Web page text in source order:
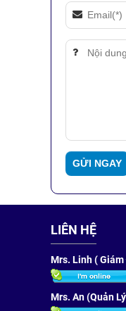
LIÊN HỆ
Mrs. Linh (
Mrs. An (Quản